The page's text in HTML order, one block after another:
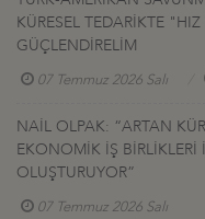
KÜRESEL TEDARİKTE
GÜÇLENDİRELİM
07 Temmuz 2026 Salı
NAİL OLPAK: “ARTAN
EKONOMİK İŞ
OLUŞTURUYOR”
07 Temmuz 2026 Salı